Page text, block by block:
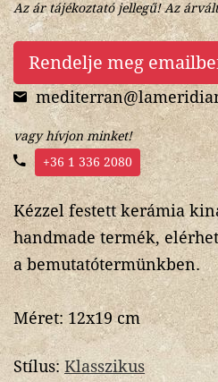
Az ár tájékoztató jellegű! Az
Rendelje meg
vagy hívjon minket!
+36 1 336 2080
Kézzel festett kerámia
handmade termék,
a bemutatótermünkben.
Méret: 12x19 cm
Stílus: Klasszikus